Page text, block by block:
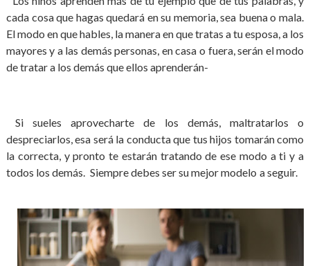
cada cosa que hagas quedará en su memoria, sea buena o mala.
El modo en que hables, la manera en que tratas a tu esposa, a los
mayores y a las demás personas, en casa o fuera, serán el modo
de tratar a los demás que ellos aprenderán-
Si sueles aprovecharte de los demás, maltratarlos o
despreciarlos, esa será la conducta que tus hijos tomarán como
la correcta, y pronto te estarán tratando de ese modo a ti y a
todos los demás. Siempre debes ser su mejor modelo a seguir.